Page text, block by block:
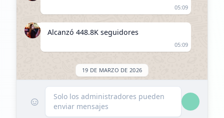
05:09
Alcanzó 448.8K seguidores
05:09
19 DE MARZO DE 2026
Seguidores disminuyeron: -1.7K
00:27
☺
Solo los administradores pueden
enviar mensajes